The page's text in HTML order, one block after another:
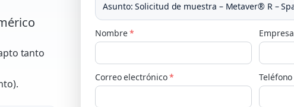
tanto
Asunto:Solicitud de muestra – Metaver® R –
Nombre * Empresa
Correo electrónico *